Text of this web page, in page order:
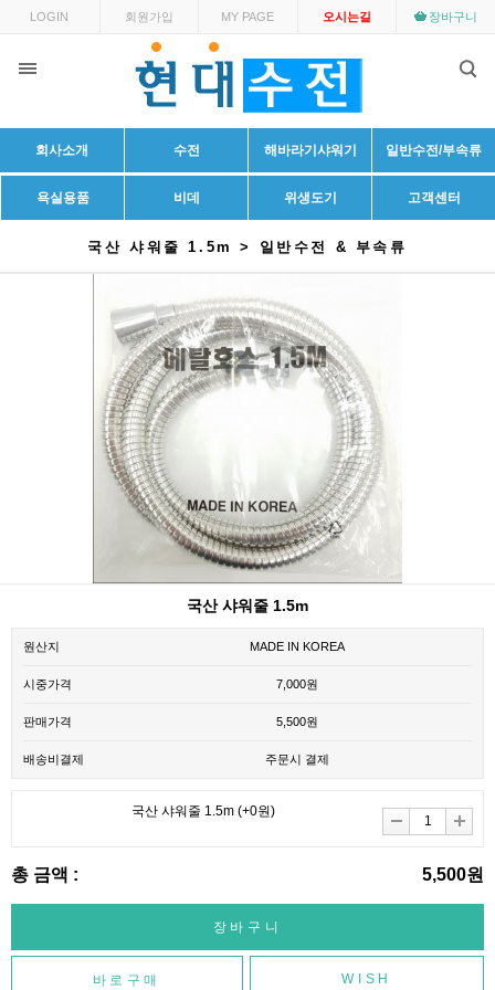
LOGIN 회원가입 MY PAGE 오시는길 장바구니
회사소개 수전 해바라기샤워기 일반수전/부속류
욕실용품 비데 위생도기 고객센터
국산 샤워줄 1.5m > 일반수전 & 부속류
국산 샤워줄 1.5m
원산지 MADE IN KOREA
시중가격 7,000원
판매가격 5,500원
배송비결제 주문시 결제
국산 샤워줄 1.5m (+0원)
총 금액 : 5,500원
WISH